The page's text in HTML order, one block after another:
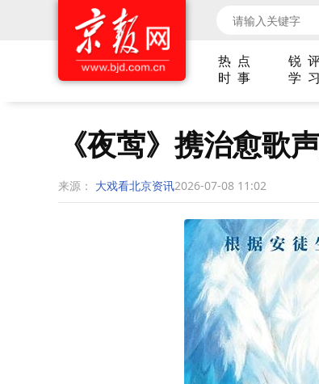
热 点 锐
时 事
学 习
《夜莺》携治愈歌
来源： 大戏看北京资讯2026-07-08 11:02